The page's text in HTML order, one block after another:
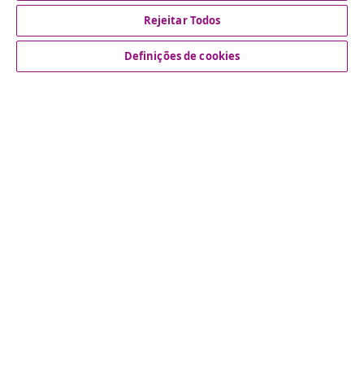
Atendimento ao cliente
Rejeitar Todos
Definições de cookies